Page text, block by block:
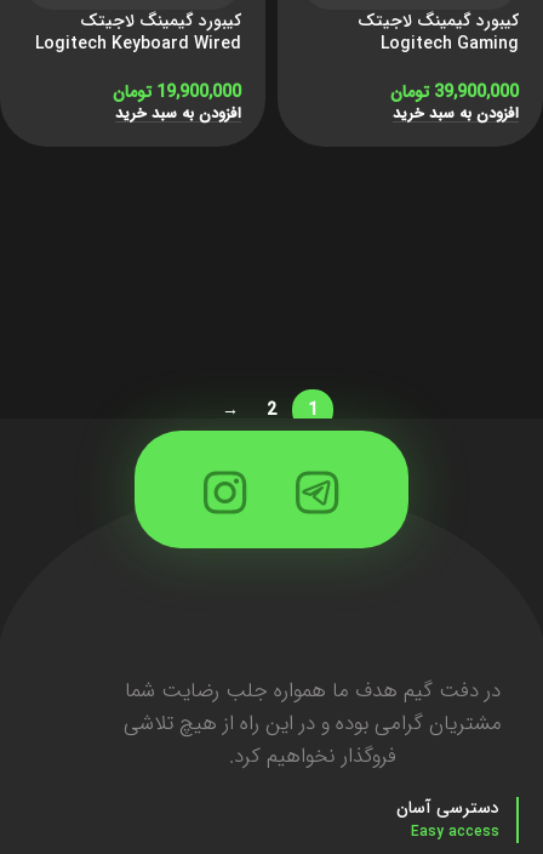
کیبورد گیمینگ لاجیتک
Logitech Gaming
LIGHTSPEED Black
39,900,000 تومان
افزودن به سبد خرید
کیبورد گیمینگ لاجیتک
Logitech Keyboard Wired
19,900,000 تومان
افزودن به سبد خرید
1
2
→
در دفت گیم هدف ما همواره جلب رضایت شما
مشتریان گرامی بوده و در این راه از هیچ تلاشی
فروگذار نخواهیم کرد.
دسترسی آسان
Easy access